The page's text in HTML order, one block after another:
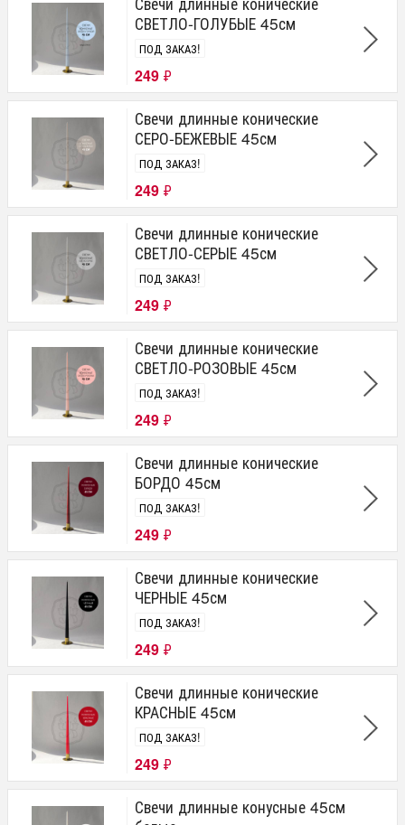
СВЕТЛО-ГОЛУБЫЕ 45см
ПОД ЗАКАЗ!
249 ₽
Свечи длинные конические
СЕРО-БЕЖЕВЫЕ 45см
ПОД ЗАКАЗ!
249 ₽
Свечи длинные конические
СВЕТЛО-СЕРЫЕ 45см
ПОД ЗАКАЗ!
249 ₽
Свечи длинные конические
СВЕТЛО-РОЗОВЫЕ 45см
ПОД ЗАКАЗ!
249 ₽
Свечи длинные конические
БОРДО 45см
ПОД ЗАКАЗ!
249 ₽
Свечи длинные конические
ЧЕРНЫЕ 45см
ПОД ЗАКАЗ!
249 ₽
Свечи длинные конические
КРАСНЫЕ 45см
ПОД ЗАКАЗ!
249 ₽
Свечи длинные конусные 45см